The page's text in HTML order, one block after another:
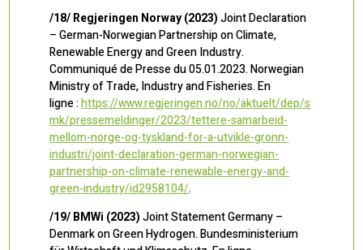
/18/ Regjeringen Norway (2023)Joint Declaration
– German-Norwegian Partnership on Climate,
Renewable Energy and Green Industry.
Communiqué de Presse du 05.01.2023. Norwegian
Ministry of Trade, Industry and Fisheries. En
ligne :https://www.regjeringen.no/no/aktuelt/dep/s
mk/pressemeldinger/2023/tettere-samarbeid-
mellom-norge-og-tyskland-for-a-utvikle-gronn-
industri/joint-declaration-german-norwegian-
partnership-on-climate-renewable-energy-and-
green-industry/id2958104/.
/19/ BMWi (2023)Joint Statement Germany –
Denmark on Green Hydrogen. Bundesministerium